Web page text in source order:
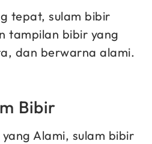
tepat, sulam bibir
tampilan bibir yang
dan berwarna alami.
Bibir
Alami, sulam bibir